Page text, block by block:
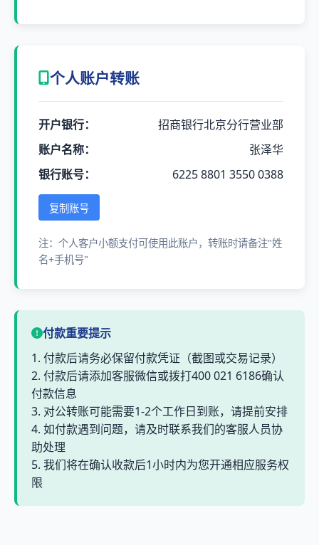
个人账户转账
开户银行：
招商银行北京分行营业部
账户名称：
张泽华
银行账号：
6225 8801 3550 0388
复制账号
注：个人客户小额支付可使用此账户，转账时请备注"姓
名+手机号"
付款重要提示
1. 付款后请务必保留付款凭证（截图或交易记录）
2. 付款后请添加客服微信或拨打400 021 6186确认
付款信息
3. 对公转账可能需要1-2个工作日到账，请提前安排
4. 如付款遇到问题，请及时联系我们的客服人员协
助处理
5. 我们将在确认收款后1小时内为您开通相应服务权
限